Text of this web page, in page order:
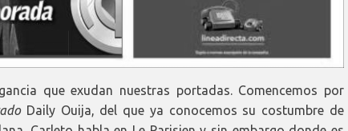
que exudan nuestras portadas. Comencemos por
Daily Ouija, del que ya conocemos su costumbre de